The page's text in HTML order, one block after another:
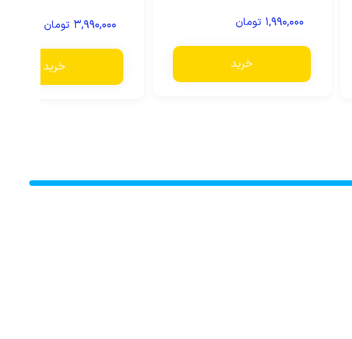
۱,۹۹۰,۰۰۰ تومان
خرید
۳,۹۹۰,۰۰۰ تومان
خرید